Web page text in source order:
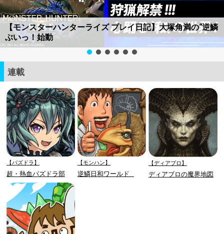
【モンスターハンターライズ プレイ日記】大塚角満の“逆鱗
ぶいっ！始動
連載
【パズドラ】
超・熱血パズドラ部
【モンハン】
逆鱗日和ワールド
【ディアブロ】
ディアブロの魔界地図